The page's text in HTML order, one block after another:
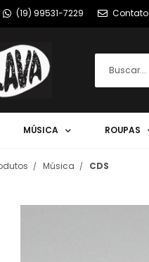
(19) 99531-7229 Contato
MÚSICA ROUPAS
Música CDS